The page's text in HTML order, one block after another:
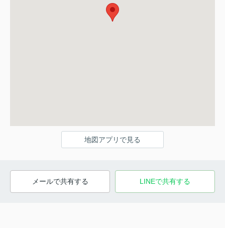
地図アプリで見る
メールで共有する LINEで共有する